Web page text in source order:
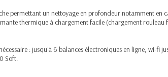
permettant un nettoyage en profondeur notamment en
thermique à chargement facile (chargement rouleau
: jusqu'à 6 balances électroniques en ligne, wi-fi
Soft.